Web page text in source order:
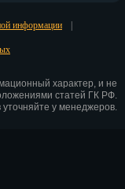
Ростов-на-Дону
Рязань
Салехард
информации
характер, и не
статей ГК РФ.
уточняйте у менеджеров.